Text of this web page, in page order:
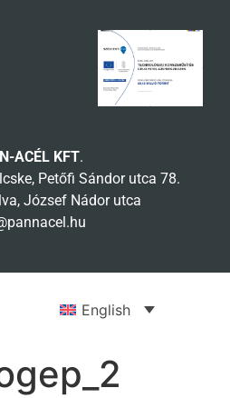
ACÉL KFT.
Petőfi Sándor utca 78.
József Nádor utca
English